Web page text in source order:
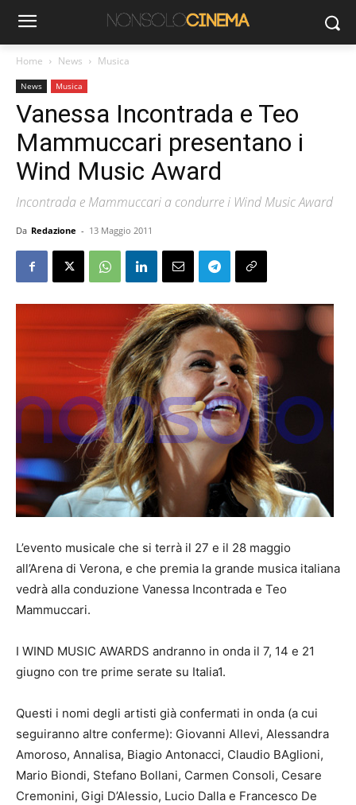
Home News Musica
News Musica
Vanessa Incontrada e Teo
Mammuccari presentano i
Wind Music Award
Incontrada e Mammuccari a condurre i Wind Music Award
Da Redazione - 13 Maggio 2011
L’evento musicale che si terrà il 27 e il 28 maggio
all’Arena di Verona, e che premia la grande musica italiana
vedrà alla conduzione Vanessa Incontrada e Teo
Mammuccari.
I WIND MUSIC AWARDS andranno in onda il 7, 14 e 21
giugno con tre prime serate su Italia1.
Questi i nomi degli artisti già confermati in onda (a cui
seguiranno altre conferme): Giovanni Allevi, Alessandra
Amoroso, Annalisa, Biagio Antonacci, Claudio BAglioni,
Mario Biondi, Stefano Bollani, Carmen Consoli, Cesare
Cremonini, Gigi D’Alessio, Lucio Dalla e Francesco De